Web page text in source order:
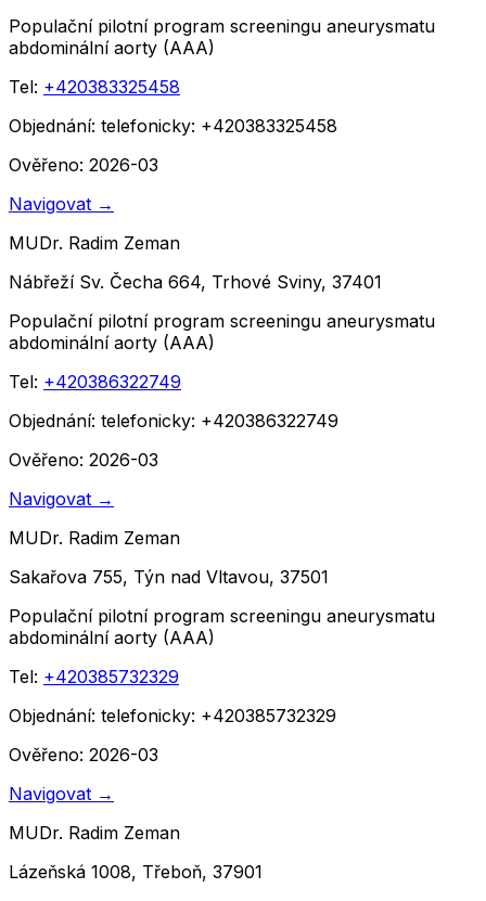
Populační pilotní program screeningu aneurysmatu
abdominální aorty (AAA)
Tel: +420383325458
Objednání: telefonicky: +420383325458
Ověřeno: 2026-03
Navigovat →
MUDr. Radim Zeman
Nábřeží Sv. Čecha 664, Trhové Sviny, 37401
Populační pilotní program screeningu aneurysmatu
abdominální aorty (AAA)
Tel: +420386322749
Objednání: telefonicky: +420386322749
Ověřeno: 2026-03
Navigovat →
MUDr. Radim Zeman
Sakařova 755, Týn nad Vltavou, 37501
Populační pilotní program screeningu aneurysmatu
abdominální aorty (AAA)
Tel: +420385732329
Objednání: telefonicky: +420385732329
Ověřeno: 2026-03
Navigovat →
MUDr. Radim Zeman
Lázeňská 1008, Třeboň, 37901